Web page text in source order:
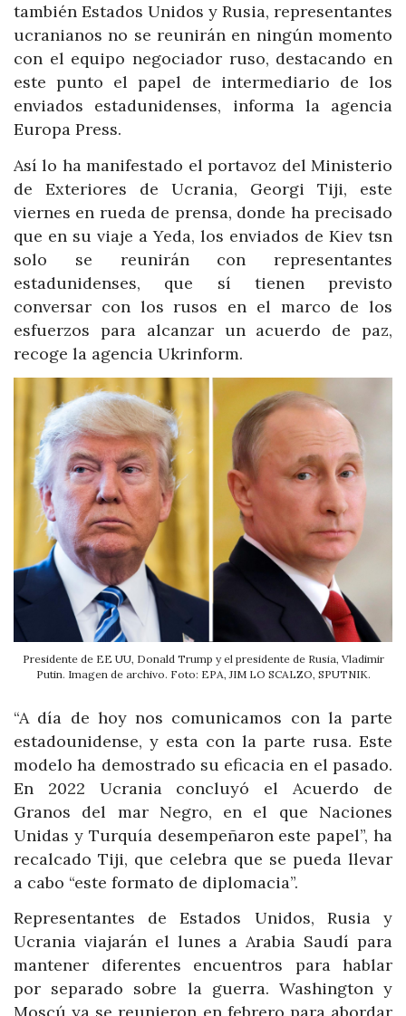
también Estados Unidos y Rusia, representantes
ucranianos no se reunirán en ningún momento
con el equipo negociador ruso, destacando en
este punto el papel de intermediario de los
enviados estadunidenses, informa la agencia
Europa Press.
Así lo ha manifestado el portavoz del Ministerio
de Exteriores de Ucrania, Georgi Tiji, este
viernes en rueda de prensa, donde ha precisado
que en su viaje a Yeda, los enviados de Kiev tsn
solo se reunirán con representantes
estadunidenses, que sí tienen previsto
conversar con los rusos en el marco de los
esfuerzos para alcanzar un acuerdo de paz,
recoge la agencia Ukrinform.
Presidente de EE UU, Donald Trump y el presidente de Rusia, Vladimir
Putin. Imagen de archivo. Foto: EPA, JIM LO SCALZO, SPUTNIK.
“A día de hoy nos comunicamos con la parte
estadounidense, y esta con la parte rusa. Este
modelo ha demostrado su eficacia en el pasado.
En 2022 Ucrania concluyó el Acuerdo de
Granos del mar Negro, en el que Naciones
Unidas y Turquía desempeñaron este papel”, ha
recalcado Tiji, que celebra que se pueda llevar
a cabo “este formato de diplomacia”.
Representantes de Estados Unidos, Rusia y
Ucrania viajarán el lunes a Arabia Saudí para
mantener diferentes encuentros para hablar
por separado sobre la guerra. Washington y